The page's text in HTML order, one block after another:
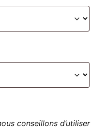
conseillons d’utiliser